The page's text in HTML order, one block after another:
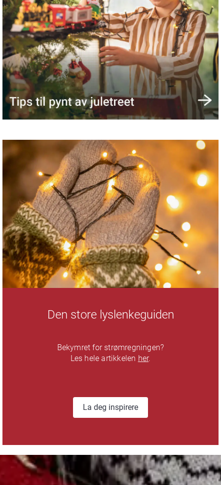
Den store lyslenkeguiden
Bekymret for strømregningen?
Les hele artikkelen her.
La deg inspirere